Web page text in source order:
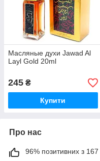
Масляные духи Jawad Al
Layl Gold 20ml
245 ₴
Купити
Про нас
96% позитивних з 167